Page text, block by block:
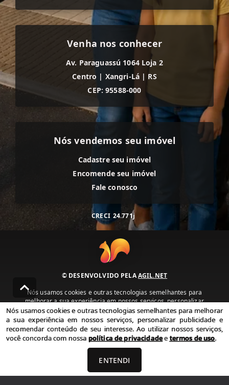
Venha nos conhecer
Av. Paraguassú 1064 Loja 2
Centro | Xangri-Lá | RS
CEP: 95588-000
Nós vendemos seu imóvel
Cadastre seu imóvel
Encomende seu imóvel
Fale conosco
CRECI 24.771j
© DESENVOLVIDO PELAAGIL.NET
Nós usamos cookies e outras tecnologias semelhantes para
melhorar a sua experiência em nossos serviços, personalizar
publicidade e recomendar conteúdo de seu interesse. Ao utilizar
nossos serviços, você concorda com nossa política de privacidade e
termos de uso.
Política de Privacidade Termos de uso
Nós usamos cookies e outras tecnologias semelhantes para melhorar
a sua experiência em nossos serviços, personalizar publicidade e
recomendar conteúdo de seu interesse. Ao utilizar nossos serviços,
você concorda com nossa política de privacidadeetermos de uso.
ENTENDI